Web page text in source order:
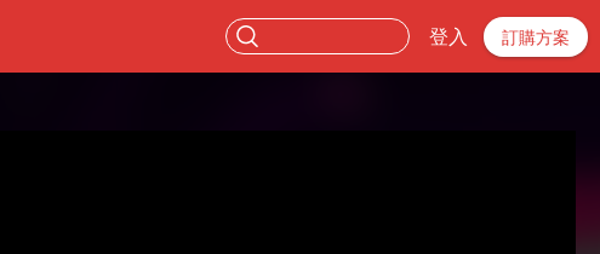
登入 訂購方案